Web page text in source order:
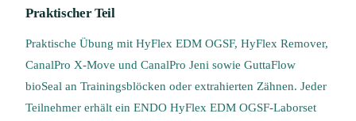
Praktischer Teil
Praktische Übung mit HyFlex EDM OGSF, HyFlex Remover,
CanalPro X-Move und CanalPro Jeni sowie GuttaFlow
bioSeal an Trainingsblöcken oder extrahierten Zähnen. Jeder
Teilnehmer erhält ein ENDO HyFlex EDM OGSF-Laborset